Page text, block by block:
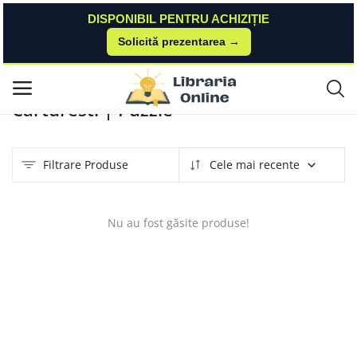
DISPONIBIL PENTRU ACHIZIȚIE
Solicită prezentarea →
Meniu principal
Carturesti Puzzle
Carturesti | Puzzle
Filtrare Produse Cele mai recente
Nu au fost găsite produse!